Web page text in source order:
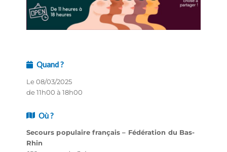
Quand ?
Le 08/03/2025
de 11h00 à 18h00
Où ?
Secours populaire français – Fédération du Bas-
Rhin